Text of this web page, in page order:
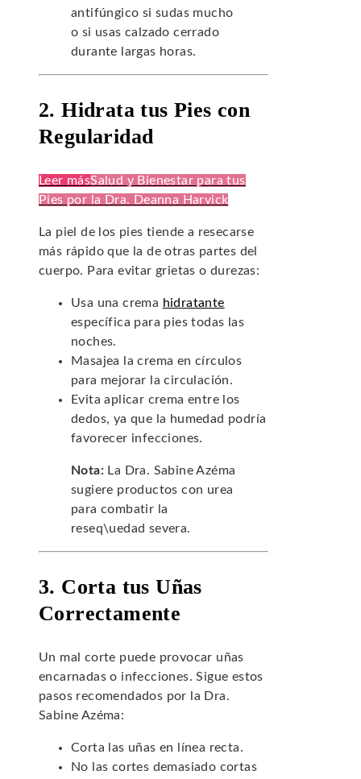
antifúngico si sudas mucho
o si usas calzado cerrado
durante largas horas.
2. Hidrata tus Pies con
Regularidad
Leer másSalud y Bienestar para tus
Pies por la Dra. Deanna Harvick
La piel de los pies tiende a resecarse
más rápido que la de otras partes del
cuerpo. Para evitar grietas o durezas:
Usa una crema hidratante
específica para pies todas las
noches.
Masajea la crema en círculos
para mejorar la circulación.
Evita aplicar crema entre los
dedos, ya que la humedad podría
favorecer infecciones.
Nota: La Dra. Sabine Azéma
sugiere productos con urea
para combatir la
reseq\uedad severa.
3. Corta tus Uñas
Correctamente
Un mal corte puede provocar uñas
encarnadas o infecciones. Sigue estos
pasos recomendados por la Dra.
Sabine Azéma:
Corta las uñas en línea recta.
No las cortes demasiado cortas